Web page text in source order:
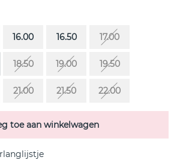
16.00 16.50 17.00
18.50 19.00 19.50
21.00 21.50 22.00
toe aan winkelwagen